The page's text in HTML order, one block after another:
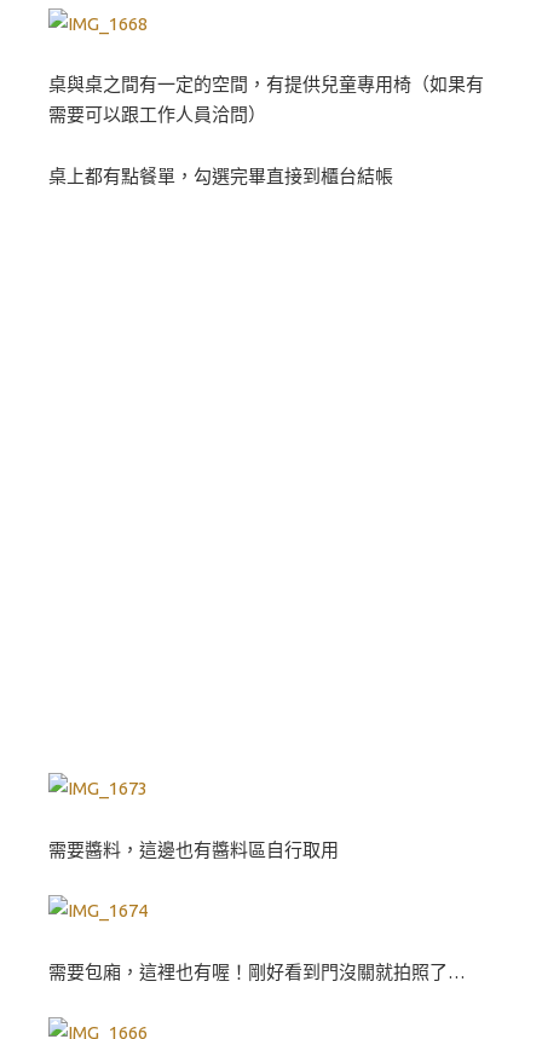
桌與桌之間有一定的空間，有提供兒童專用椅（如果有
需要可以跟工作人員洽問）
桌上都有點餐單，勾選完畢直接到櫃台結帳
需要醬料，這邊也有醬料區自行取用
需要包廂，這裡也有喔！剛好看到門沒關就拍照了…